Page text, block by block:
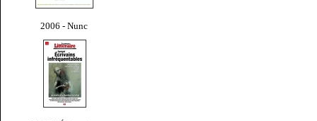
2006 - Nunc